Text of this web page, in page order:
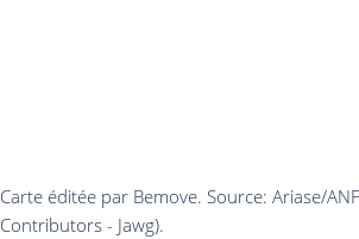
Carte éditée par Bemove. Source: Ariase/
Contributors - Jawg).